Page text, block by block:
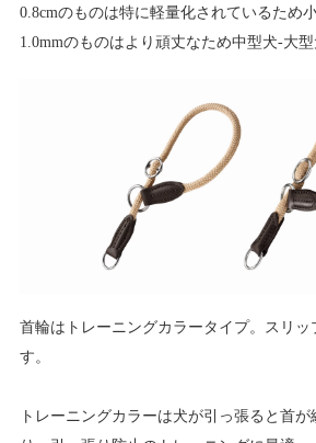
0.8cmのものは特に軽量化されているため
1.0mmのものはより頑丈なため中型犬-大型
首輪はトレーニングカラータイプ。スリッ
す。
トレーニングカラーは犬が引っ張ると首